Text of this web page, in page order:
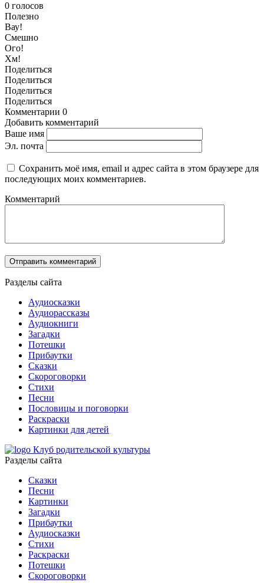
0 голосов
Полезно
Вау!
Смешно
Ого!
Хм!
Поделиться
Поделиться
Поделиться
Поделиться
Комментарии 0
Добавить комментарий
Ваше имя
Эл. почта
Сохранить моё имя, email и адрес сайта в этом браузере для
последующих моих комментариев.
Комментарий
Разделы сайта
Аудиосказки
Аудиорассказы
Аудиокниги
Загадки
Потешки
Прибаутки
Сказки
Скороговорки
Стихи
Песни
Пословицы и поговорки
Раскраски
Картинки для детей
Клуб родительской культуры
Разделы сайта
Сказки
Песни
Картинки
Загадки
Прибаутки
Аудиосказки
Стихи
Раскраски
Потешки
Скороговорки